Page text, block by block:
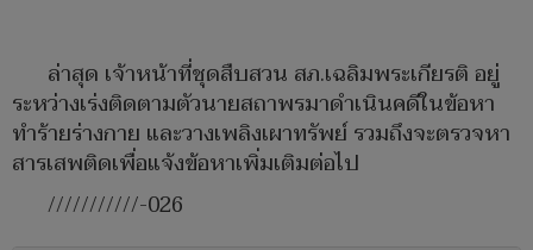
ล่าสุด เจ้าหน้าที่ชุดสืบสวน สภ.เฉลิมพระเกียรติ อยู่
ระหว่างเร่งติดตามตัวนายสถาพรมาดำเนินคดีในข้อหา
ทำร้ายร่างกาย และวางเพลิงเผาทรัพย์ รวมถึงจะตรวจหา
สารเสพติดเพื่อแจ้งข้อหาเพิ่มเติมต่อไป
///////////-026